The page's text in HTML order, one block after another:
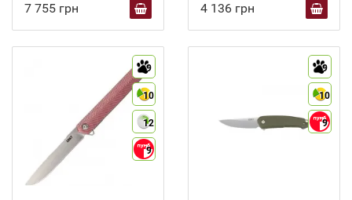
7 755 грн 4 136 грн
9
10
12
9
9
10
9